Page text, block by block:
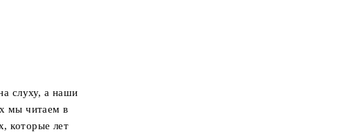
слуху, а наши
мы читаем в
которые лет